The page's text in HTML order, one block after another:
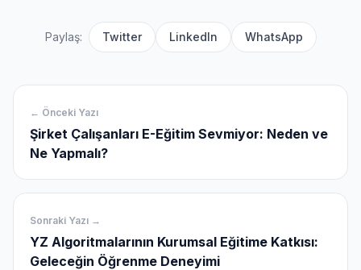
Paylaş: Twitter LinkedIn WhatsApp
← Önceki Yazı
Şirket Çalışanları E-Eğitim Sevmiyor: Neden ve
Ne Yapmalı?
Sonraki Yazı →
YZ Algoritmalarının Kurumsal Eğitime Katkısı:
Geleceğin Öğrenme Deneyimi